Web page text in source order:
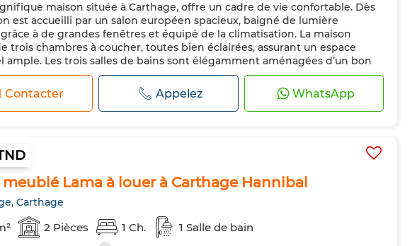
maison située à Carthage, offre un cadre de vie confortable. Dès
est accueilli par un salon européen spacieux, baigné de lumière
à de grandes fenêtres et équipé de la climatisation. La maison
trois chambres à coucher, toutes bien éclairées, assurant un espace
ample. Les trois salles de bains sont élégamment aménagées d’un bon
La présence d’un système de chauffage central...
Contacter Appelez WhatsApp
Lama à louer à Carthage Hannibal
Carthage
2 Pièces 1 Ch. 1 Salle de bain